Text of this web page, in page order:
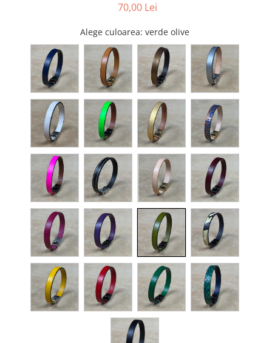
70,00 Lei
Alege culoarea: verde olive